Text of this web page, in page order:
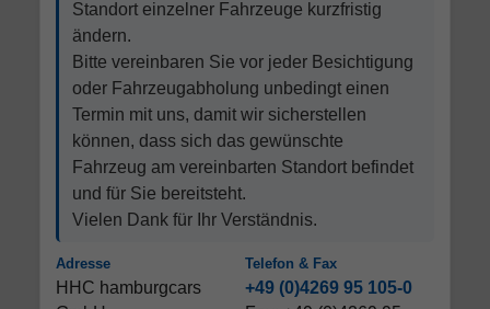
Standort einzelner Fahrzeuge kurzfristig
ändern.
Bitte vereinbaren Sie vor jeder Besichtigung
oder Fahrzeugabholung unbedingt einen
Termin mit uns, damit wir sicherstellen
können, dass sich das gewünschte
Fahrzeug am vereinbarten Standort befindet
und für Sie bereitsteht.
Vielen Dank für Ihr Verständnis.
Adresse
HHC hamburgcars
Telefon & Fax
+49 (0)4269 95 105-0